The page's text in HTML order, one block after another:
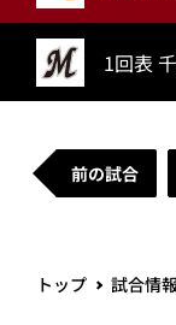
1回表
前の試合
トップ 試合情報